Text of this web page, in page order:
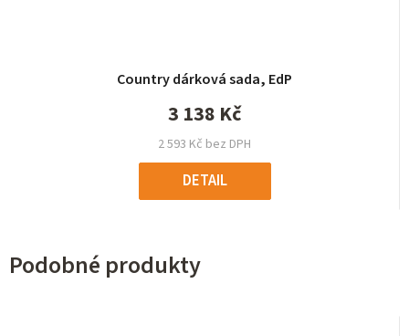
Country dárková sada, EdP
2 593 Kč bez DPH
3 138 Kč
DETAIL
Podobné produkty